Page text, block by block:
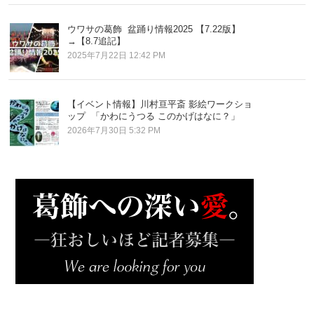
ウワサの葛飾 盆踊り情報2025 【7.22版】
→【8.7追記】
2025年7月22日 12:42 PM
【イベント情報】川村亘平斎 影絵ワークショ
ップ 「かわにうつる このかげはなに？」
2026年7月30日 5:32 PM